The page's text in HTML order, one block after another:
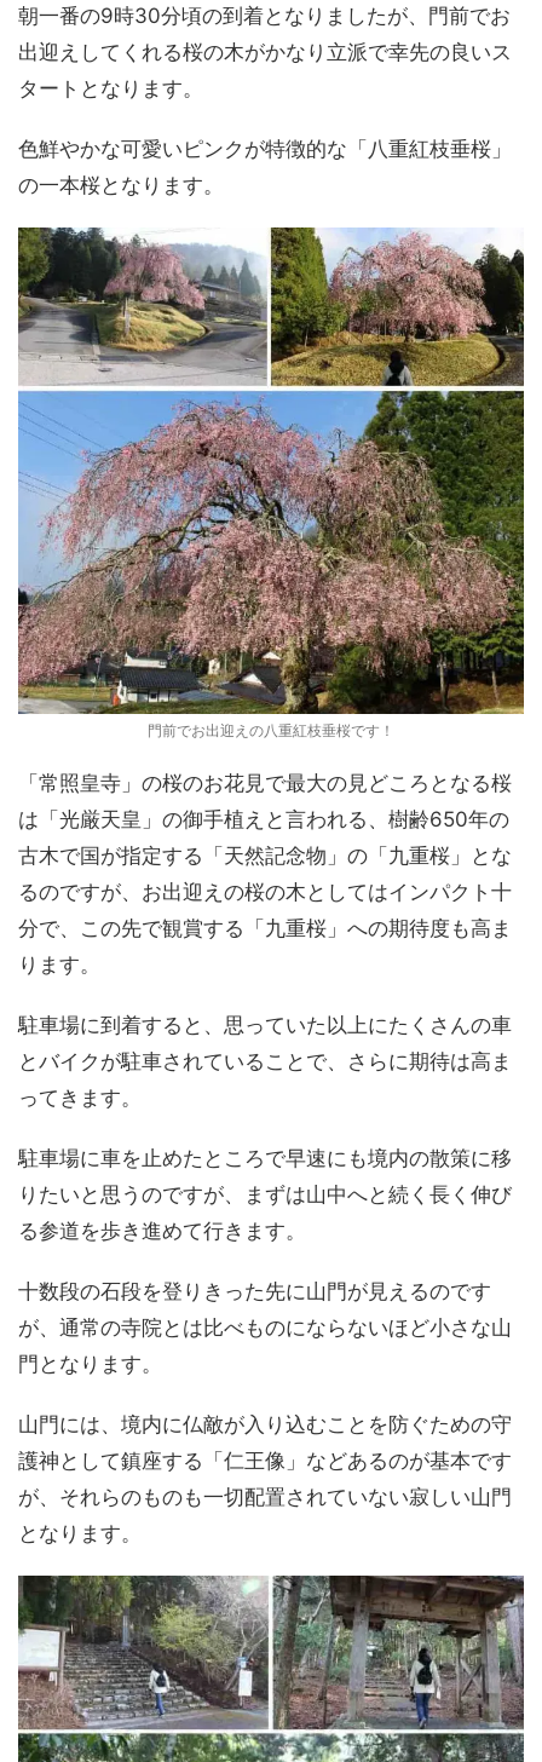
朝一番の9時30分頃の到着となりましたが、門前でお
出迎えしてくれる桜の木がかなり立派で幸先の良いス
タートとなります。
色鮮やかな可愛いピンクが特徴的な「八重紅枝垂桜」
の一本桜となります。
門前でお出迎えの八重紅枝垂桜です！
「常照皇寺」の桜のお花見で最大の見どころとなる桜
は「光厳天皇」の御手植えと言われる、樹齢650年の
古木で国が指定する「天然記念物」の「九重桜」とな
るのですが、お出迎えの桜の木としてはインパクト十
分で、この先で観賞する「九重桜」への期待度も高ま
ります。
駐車場に到着すると、思っていた以上にたくさんの車
とバイクが駐車されていることで、さらに期待は高ま
ってきます。
駐車場に車を止めたところで早速にも境内の散策に移
りたいと思うのですが、まずは山中へと続く長く伸び
る参道を歩き進めて行きます。
十数段の石段を登りきった先に山門が見えるのです
が、通常の寺院とは比べものにならないほど小さな山
門となります。
山門には、境内に仏敵が入り込むことを防ぐための守
護神として鎮座する「仁王像」などあるのが基本です
が、それらのものも一切配置されていない寂しい山門
となります。